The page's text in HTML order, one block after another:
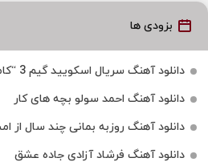
بزودی ها
دانلود آهنگ سریال اسکویید گیم 3 “کامل” آپدیت 2025
دانلود آهنگ احمد سولو بچه های کار
دانلود آهنگ روزبه بمانی چند سال از
دانلود آهنگ فرشاد آزادی جاده عشق